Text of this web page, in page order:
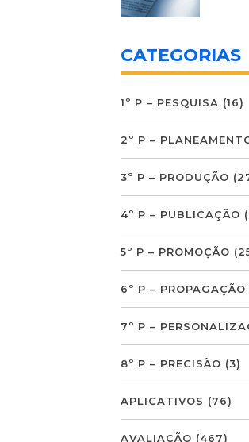
CATEGORIAS
1º P – PESQUISA (16)
2º P –
3º P – PRODUÇÃO
4º P – PUBLICAÇÃO
5º P – PROMOÇÃO
6º P – PROPAGAÇÃO
7º P –
8º P – PRECISÃO (3)
APLICATIVOS (76)
AVALIAÇÃO (467)